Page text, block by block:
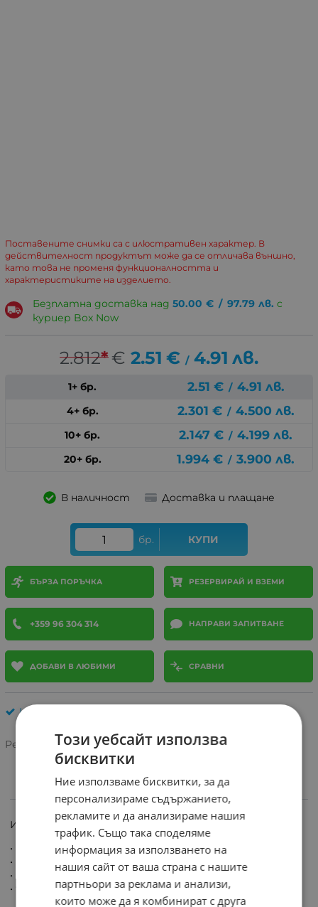
Поставените снимки са с илюстративен характер. В
действителност продуктът може да се отличава външно,
като това не променя функционалността и
характеристиките на изделието.
Безплатна доставка над 50.00 € / 97.79 лв. с
куриер Box Now
2.812*€ 2.51 € / 4.91 лв.
1+ бр. 2.51 € / 4.91 лв.
4+ бр. 2.301 € / 4.500 лв.
10+ бр. 2.147 € / 4.199 лв.
20+ бр. 1.994 € / 3.900 лв.
В наличност Доставка и плащане
бр. КУПИ
БЪРЗА ПОРЪЧКА РЕЗЕРВИРАЙ И ВЗЕМИ
+359 96 304 314 НАПРАВИ ЗАПИТВАНЕ
ДОБАВИ В ЛЮБИМИ СРАВНИ
ИНТЕГРАЛИ
Рейтинг:
ИНФОРМАЦИЯ
Интегрална схема SLM2106SCA SMD 8PIN SO-8
• VOFFSET 600 V max.
• IO+/- 130 mA/270 mA
• VOUT 10 V - 20 V
• ton/off (typ.) 220 ns/200 ns
Този уебсайт използва
бисквитки
Ние използваме бисквитки, за да
персонализираме съдържанието,
рекламите и да анализираме нашия
трафик. Също така споделяме
информация за използването на
нашия сайт от ваша страна с нашите
партньори за реклама и анализи,
които може да я комбинират с друга